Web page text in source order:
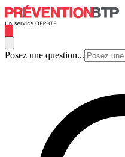
Posez une question...